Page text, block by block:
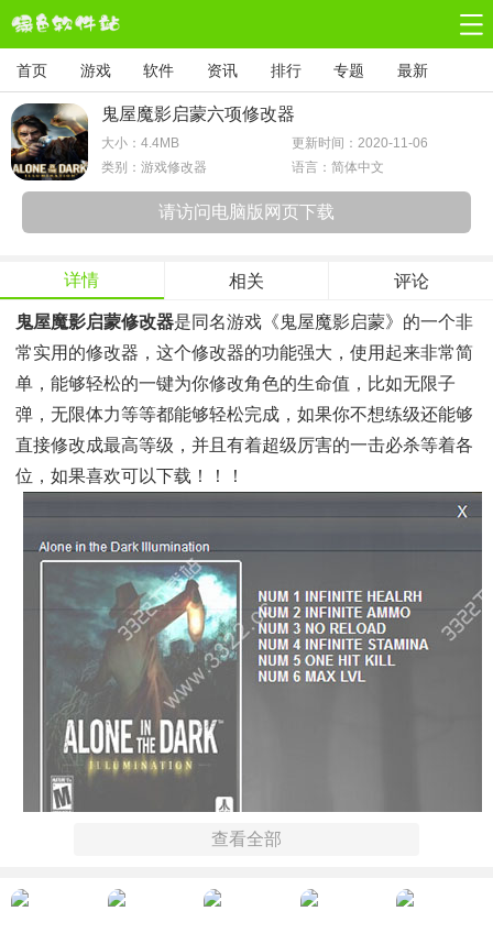
首页 游戏 软件 资讯 排行 专题 最新
鬼屋魔影启蒙六项修改器
大小： 4.4MB
更新时间：2020-11-06
类别：游戏修改器
语言：简体中文
请访问电脑版网页下载
详情 相关 评论
鬼屋魔影启蒙修改器是同名游戏《鬼屋魔影启蒙》的一个非
常实用的修改器，这个修改器的功能强大，使用起来非常简
单，能够轻松的一键为你修改角色的生命值，比如无限子
弹，无限体力等等都能够轻松完成，如果你不想练级还能够
直接修改成最高等级，并且有着超级厉害的一击必杀等着各
位，如果喜欢可以下载！！！
查看全部